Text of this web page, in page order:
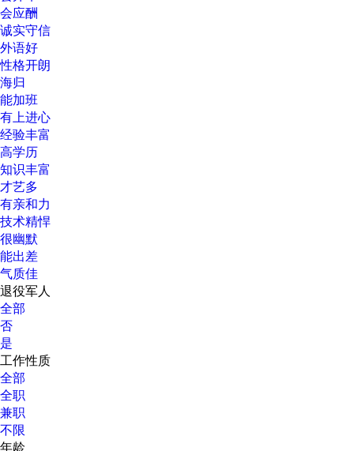
会应酬
诚实守信
外语好
性格开朗
海归
能加班
有上进心
经验丰富
高学历
知识丰富
才艺多
有亲和力
技术精悍
很幽默
能出差
气质佳
退役军人
全部
否
是
工作性质
全部
全职
兼职
不限
年龄